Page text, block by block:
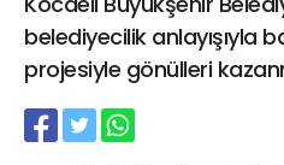
belediyecilik anlayışıyla
projesiyle gönülleri
21